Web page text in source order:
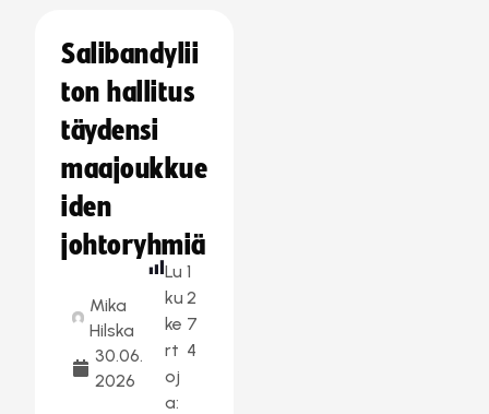
Salibandylii
ton hallitus
täydensi
maajoukkue
iden
johtoryhmiä
Mika
Hilska
30.06.
2026
Lu
ku
ke
rt
oj
a:
1
2
7
4